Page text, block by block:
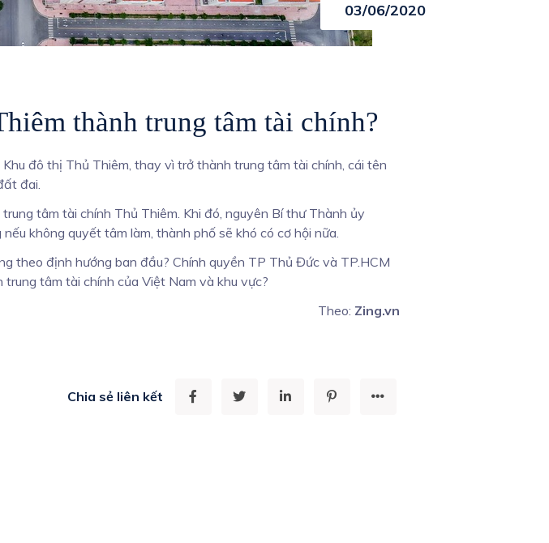
03/06/2020
thành trung tâm tài chính?
đô thị Thủ Thiêm, thay vì trở thành trung tâm tài chính, cái tên
đai.
tâm tài chính Thủ Thiêm. Khi đó, nguyên Bí thư Thành ủy
không quyết tâm làm, thành phố sẽ khó có cơ hội nữa.
theo định hướng ban đầu? Chính quyền TP Thủ Đức và TP.HCM
tâm tài chính của Việt Nam và khu vực?
Theo: Zing.vn
Chia sẻ liên kết